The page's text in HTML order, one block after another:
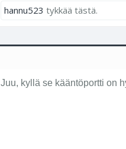
hannu523 tykkää tästä.
Juu, kyllä se kääntöportti on